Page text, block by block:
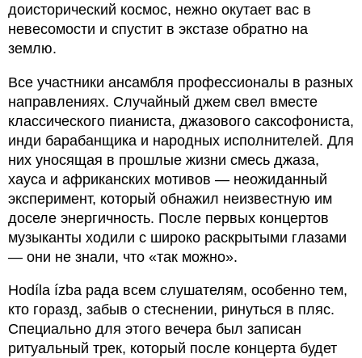
доисторический космос, нежно окутает вас в
невесомости и спустит в экстазе обратно на
землю.
Все участники ансамбля профессионалы в разных
направлениях. Случайный джем свел вместе
классического пианиста, джазового саксофониста,
инди барабанщика и народных исполнителей. Для
них уносящая в прошлые жизни смесь джаза,
хауса и африканских мотивов — неожиданный
эксперимент, который обнажил неизвестную им
доселе энергичность. После первых концертов
музыканты ходили с широко раскрытыми глазами
— они не знали, что «так можно».
Hodíla ízba рада всем слушателям, особенно тем,
кто горазд, забыв о стеснении, ринуться в пляс.
Специально для этого вечера был записан
ритуальный трек, который после концерта будет